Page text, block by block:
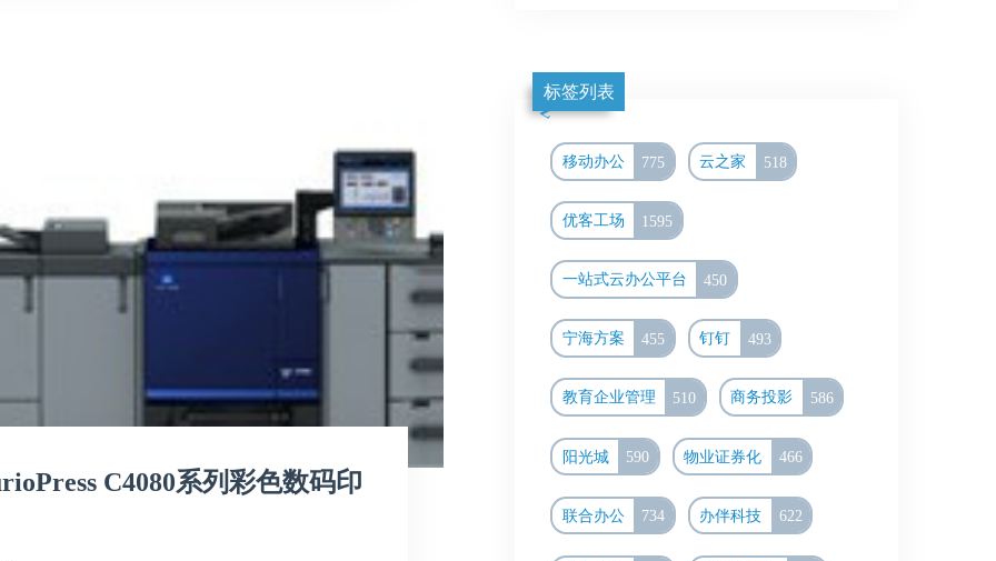
C4080系列彩色数码印
标签列表
移动办公 775 云之家 518
优客工场 1595
一站式云办公平台 450
宁海方案 455 钉钉 493
教育企业管理 510 商务投影 586
阳光城 590 物业证券化 466
联合办公 734 办伴科技 622